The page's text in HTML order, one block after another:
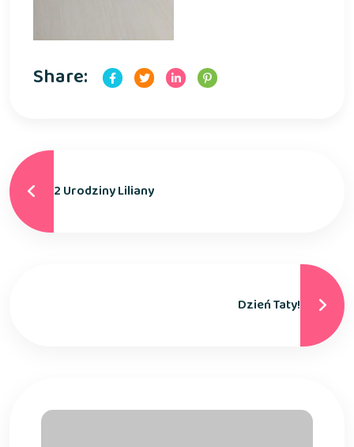
Share:
2 Urodziny Liliany
Dzień Taty!